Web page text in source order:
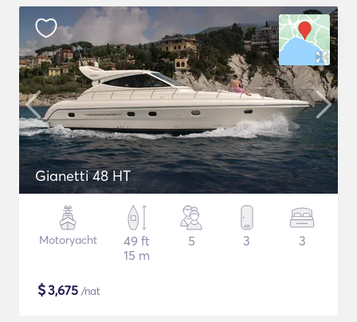
Gianetti 48 HT
Motoryacht
49 ft
15 m
5 3 3
$3,675 /nat